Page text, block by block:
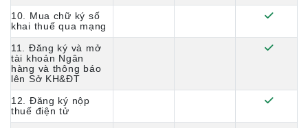
10. Mua chữ ký số
khai thuế qua mạng
11. Đăng ký và mở
tài khoản Ngân
hàng và thông báo
lên Sở KH&ĐT
12. Đăng ký nộp
thuế điện tử